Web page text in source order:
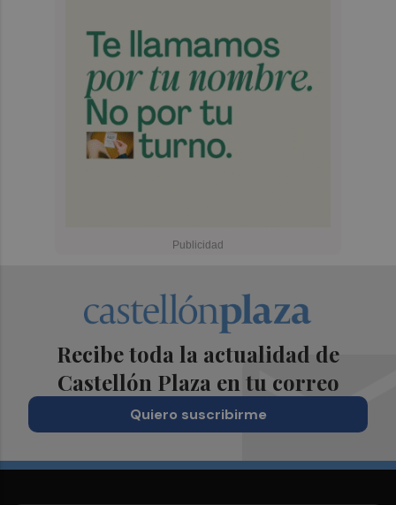
Recibe toda la actualidad de
Castellón Plaza en tu correo
Quiero suscribirme